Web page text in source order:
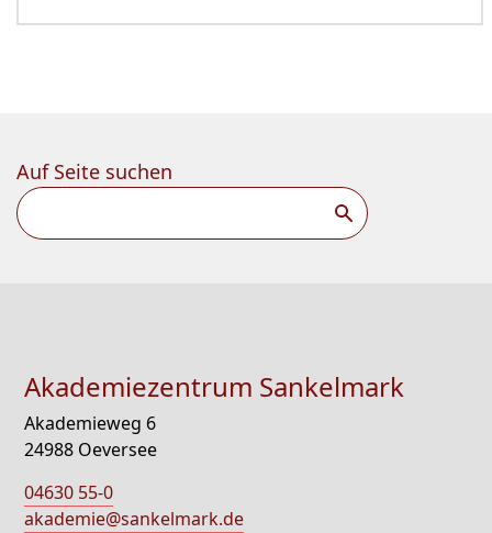
Auf Seite suchen
Suchen
Akademiezentrum Sankelmark
Akademieweg 6
24988 Oeversee
04630 55-0
akademie@sankelmark.de